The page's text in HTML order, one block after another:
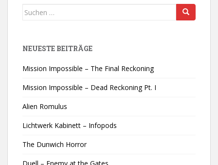
Suchen
NEUESTE BEITRÄGE
Mission Impossible – The Final Reckoning
Mission Impossible – Dead Reckoning Pt. I
Alien Romulus
Lichtwerk Kabinett – Infopods
The Dunwich Horror